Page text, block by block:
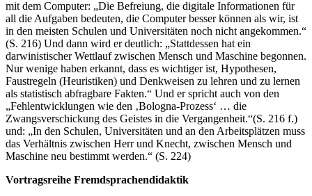
mit dem Computer: „Die Befreiung, die digitale Informationen für
all die Aufgaben bedeuten, die Computer besser können als wir, ist
in den meisten Schulen und Universitäten noch nicht angekommen.“
(S. 216) Und dann wird er deutlich: „Stattdessen hat ein
darwinistischer Wettlauf zwischen Mensch und Maschine begonnen.
Nur wenige haben erkannt, dass es wichtiger ist, Hypothesen,
Faustregeln (Heuristiken) und Denkweisen zu lehren und zu lernen
als statistisch abfragbare Fakten.“ Und er spricht auch von den
„Fehlentwicklungen wie den ‚Bologna-Prozess‘ … die
Zwangsverschickung des Geistes in die Vergangenheit.“(S. 216 f.)
und: „In den Schulen, Universitäten und an den Arbeitsplätzen muss
das Verhältnis zwischen Herr und Knecht, zwischen Mensch und
Maschine neu bestimmt werden.“ (S. 224)
Vortragsreihe Fremdsprachendidaktik